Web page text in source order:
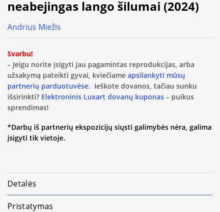
neabejingas lango šilumai (2024)
Andrius Miežis
Svarbu!
– Jeigu norite įsigyti jau pagamintas reprodukcijas, arba
užsakymą pateikti gyvai, kviečiame apsilankyti mūsų
partnerių parduotuvėse. Ieškote dovanos, tačiau sunku
išsirinkti? Elektroninis Luxart dovanų kuponas – puikus
sprendimas!
*Darbų iš partnerių ekspozicijų siųsti galimybės nėra, galima
įsigyti tik vietoje.
Detalės
Pristatymas